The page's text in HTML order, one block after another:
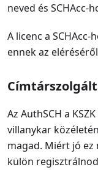
neved és SCHAcc-
A licenc a
ennek az eléréséről
Az AuthSCH a
villanykar
magad. Miért jó ez
külön